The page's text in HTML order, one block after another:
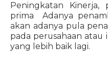
Peningkatan Kinerja,
prima Adanya
akan adanya pula
pada perusahaan atau
yang lebih baik lagi.